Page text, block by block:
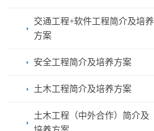
交通工程+软件工程简介及培养
方案
安全工程简介及培养方案
土木工程简介及培养方案
土木工程（中外合作）简介及